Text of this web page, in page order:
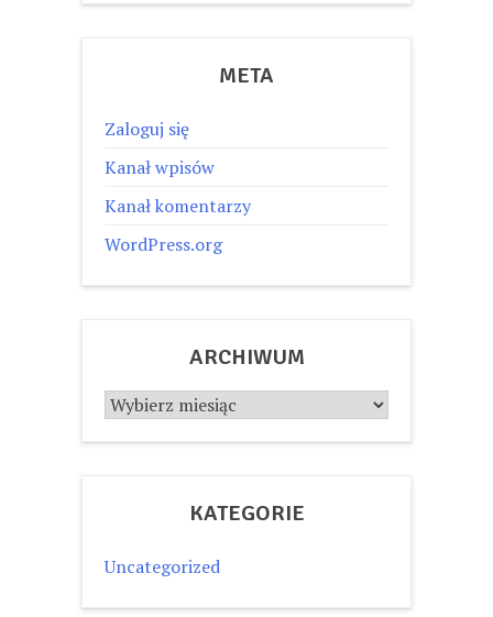
META
Zaloguj się
Kanał wpisów
Kanał komentarzy
WordPress.org
ARCHIWUM
Archiwum
KATEGORIE
Uncategorized